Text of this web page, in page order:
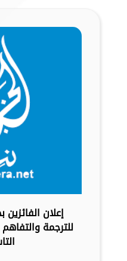
إعلان
للترجمة